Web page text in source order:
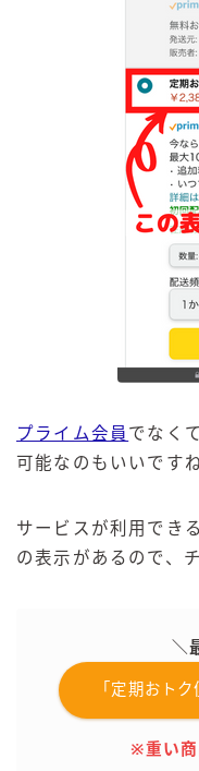
プライム会員 でなく
可能なのもいいですね
サービスが利用でき
の表示があるので、
＼
「定期おト
※重い商